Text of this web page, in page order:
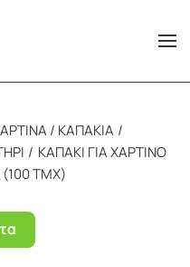
/ ΚΑΠΑΚΙΑ
ΚΑΠΑΚΙ ΓΙΑ ΧΑΡΤΙΝΟ
(100 ΤΜΧ)